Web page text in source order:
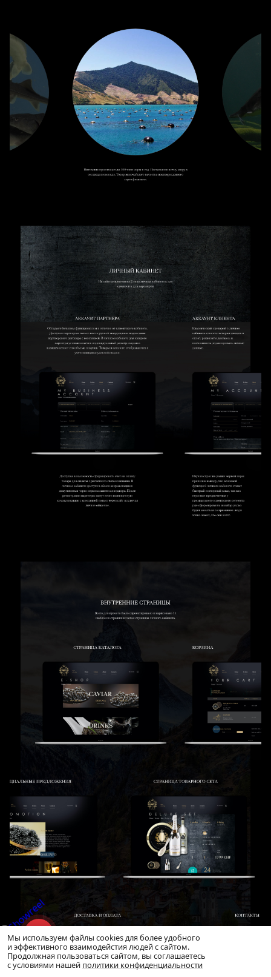
Мы используем файлы cookies для более удобного
и эффективного взаимодейстия людей с сайтом.
Продолжная пользоваться сайтом, вы соглашаетесь
с условиями нашей политики конфиденциальности